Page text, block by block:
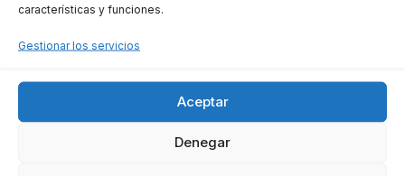
características y funciones.
Gestionar los servicios
Aceptar
Denegar
Esta presunción establece que los actos de la
correctos, salvo prueba en contrario. Es
fundamental para asegurar la operatividad y
confianza en las acciones de la administración